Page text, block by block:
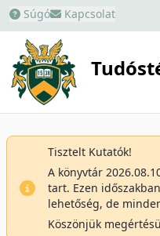
Súgó Kapcsolat
Tisztelt Kutatók!
A könyvtár
tart. Ezen
lehetőség, de
Köszönjük